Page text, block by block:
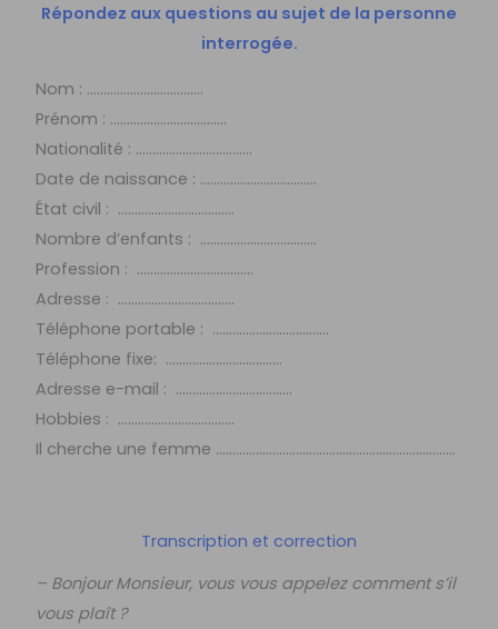
Répondez aux questions au sujet de la personne
interrogée.
Nom : ……………………………..
Prénom : ……………………………..
Nationalité : ……………………………..
Date de naissance : ……………………………..
État civil : ……………………………..
Nombre d’enfants : ……………………………..
Profession : ……………………………..
Adresse : ……………………………..
Téléphone portable : ……………………………..
Téléphone fixe: ……………………………..
Adresse e-mail : ……………………………..
Hobbies : ……………………………..
Il cherche une femme ………………………………………………………………
Transcription et correction
– Bonjour Monsieur, vous vous appelez comment s’il
vous plaît ?